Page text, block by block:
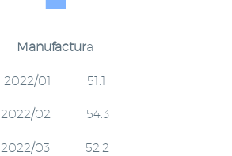
Manufactura
2022/01 51.1
2022/02 54.3
2022/03 52.2